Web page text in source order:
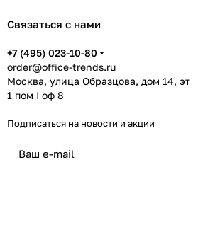
Связаться с нами
+7 (495) 023-10-80
order@office-trends.ru
Москва, улица Образцова, дом 14, эт
1 пом I оф 8
Подписаться на новости и акции